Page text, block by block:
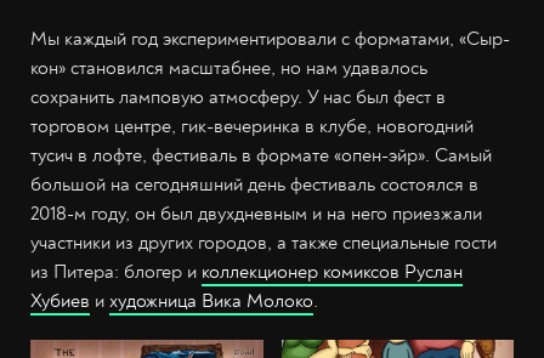
Мы каждый год экспериментировали с форматами, «Сыр-
кон» становился масштабнее, но нам удавалось
сохранить ламповую атмосферу. У нас был фест в
торговом центре, гик-вечеринка в клубе, новогодний
тусич в лофте, фестиваль в формате «опен-эйр». Самый
большой на сегодняшний день фестиваль состоялся в
2018-м году, он был двухдневным и на него приезжали
участники из других городов, а также специальные гости
из Питера: блогер и коллекционер комиксов Руслан
Хубиев и художница Вика Молоко.